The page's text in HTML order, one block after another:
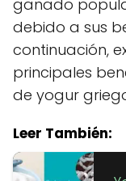
ganado
debido a sus
continuación,
principales
de yogur
Leer También: